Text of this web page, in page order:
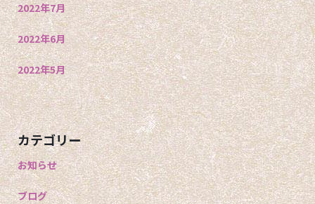
2022年7月
2022年6月
2022年5月
カテゴリー
お知らせ
ブログ